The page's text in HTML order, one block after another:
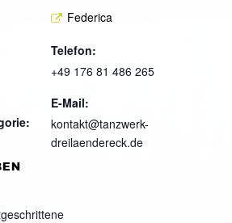
Federica
Telefon:
+49 176 81 486 265
E-Mail:
kontakt@tanzwerk-
dreilaendereck.de